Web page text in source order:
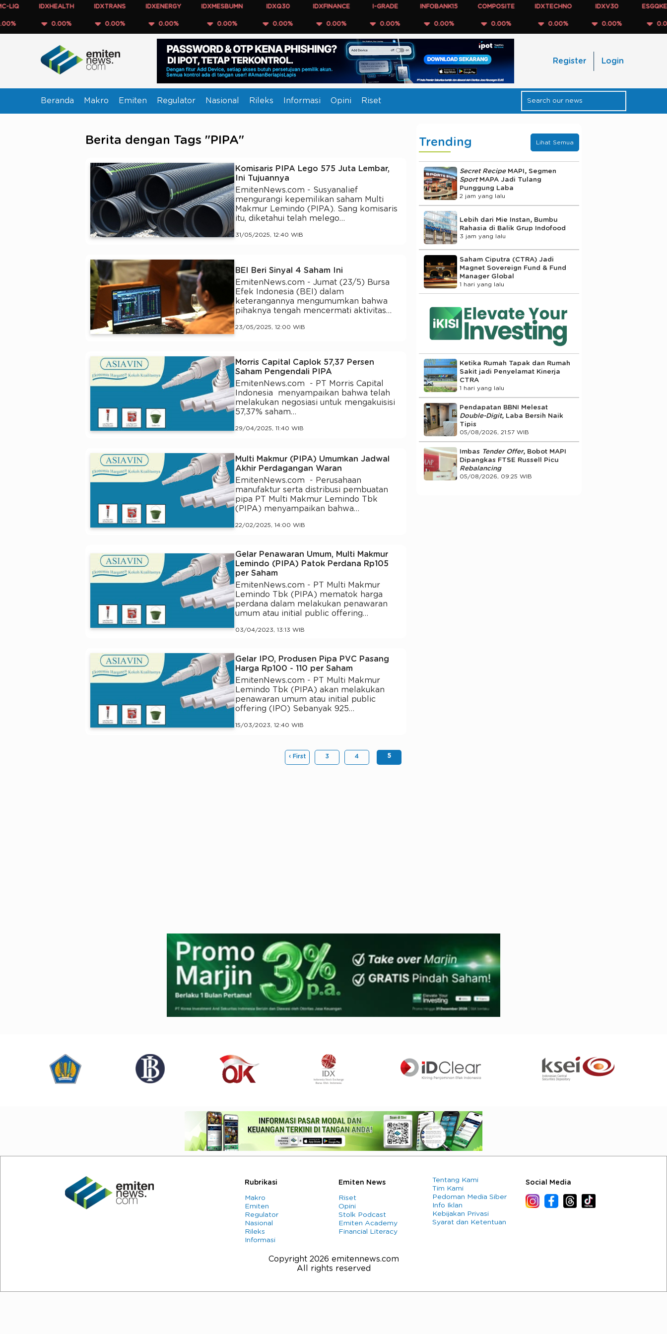
IDXHEALTH
0.00%
IDXTRANS
0.00%
IDXENERGY
0.00%
IDXMESBUMN
0.00% 0.00%
IDXFINANCE
0.00%
I-GRADE
0.00%
INFOBANK15
0.00%
COMPOSITE
0.00%
IDXTECHNO
0.00% 0.00%
ESGQKEHATI
0.00%
Register Login
Beranda Makro Emiten Regulator Nasional Rileks Informasi Opini Riset
Berita dengan Tags "PIPA"
Komisaris PIPA Lego 575 Juta Lembar,
Ini Tujuannya
EmitenNews.com - Susyanalief
mengurangi kepemilikan saham Multi
Makmur Lemindo (PIPA). Sang komisaris
itu, diketahui telah melego…
31/05/2025, 12:40 WIB
BEI Beri Sinyal 4 Saham Ini
EmitenNews.com - Jumat (23/5) Bursa
Efek Indonesia (BEI) dalam
keterangannya mengumumkan bahwa
pihaknya tengah mencermati aktivitas…
23/05/2025, 12:00 WIB
Morris Capital Caplok 57,37 Persen
Saham Pengendali PIPA
EmitenNews.com - PT Morris Capital
Indonesia menyampaikan bahwa telah
melakukan negosiasi untuk mengakuisisi
57,37% saham…
29/04/2025, 11:40 WIB
Multi Makmur (PIPA) Umumkan Jadwal
Akhir Perdagangan Waran
EmitenNews.com - Perusahaan
manufaktur serta distribusi pembuatan
pipa PT Multi Makmur Lemindo Tbk
(PIPA) menyampaikan bahwa…
22/02/2025, 14:00 WIB
Gelar Penawaran Umum, Multi Makmur
Lemindo (PIPA) Patok Perdana Rp105
per Saham
EmitenNews.com - PT Multi Makmur
Lemindo Tbk (PIPA) mematok harga
perdana dalam melakukan penawaran
umum atau initial public offering…
03/04/2023, 13:13 WIB
Gelar IPO, Produsen Pipa PVC Pasang
Harga Rp100 - 110 per Saham
EmitenNews.com - PT Multi Makmur
Lemindo Tbk (PIPA) akan melakukan
penawaran umum atau initial public
offering (IPO) Sebanyak 925…
15/03/2023, 12:40 WIB
‹ First 3 4 5
Trending Lihat Semua
Secret RecipeMAPI, Segmen
Sport MAPA Jadi Tulang
Punggung Laba
2 jam yang lalu
Lebih dari Mie Instan, Bumbu
Rahasia di Balik Grup Indofood
3 jam yang lalu
Saham Ciputra (CTRA) Jadi
Magnet Sovereign Fund & Fund
Manager Global
1 hari yang lalu
Ketika Rumah Tapak dan Rumah
Sakit jadi Penyelamat Kinerja
CTRA
1 hari yang lalu
Pendapatan BBNI Melesat
Double-Digit, Laba Bersih Naik
Tipis
05/08/2026, 21:57 WIB
Imbas Tender Offer, Bobot MAPI
Dipangkas FTSE Russell Picu
Rebalancing
05/08/2026, 09:25 WIB
Rubrikasi
Makro
Emiten
Regulator
Nasional
Rileks
Informasi
Emiten News
Riset
Opini
Stolk Podcast
Emiten Academy
Financial Literacy
Tentang Kami
Tim Kami
Pedoman Media Siber
Info Iklan
Kebijakan Privasi
Syarat dan Ketentuan
Social Media
Copyright 2026 emitennews.com
All rights reserved